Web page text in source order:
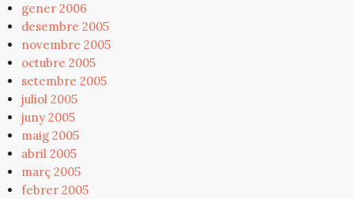
gener 2006
desembre 2005
novembre 2005
octubre 2005
setembre 2005
juliol 2005
juny 2005
maig 2005
abril 2005
març 2005
febrer 2005